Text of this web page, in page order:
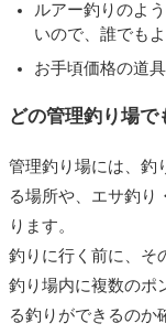
ルアー釣りのよ
いので、誰でも
お手頃価格の道
どの管理釣り場で
管理釣り場には、釣
る場所や、エサ釣り
ります。
釣りに行く前に、そ
釣り場内に複数のポ
る釣りができるのか